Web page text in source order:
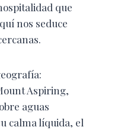
que
nos seduce
Aspiring,
aguas
calma líquida, el